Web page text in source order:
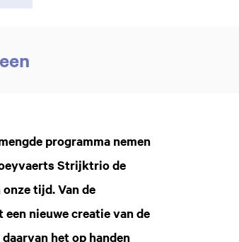
programma nemen
Strijktrio de
tijd. Van de
nieuwe creatie van de
het op handen